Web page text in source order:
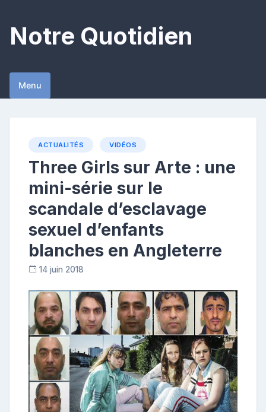
content
Notre Quotidien
Menu
ACTUALITÉS VIDÉOS
Three Girls sur Arte : une
mini-série sur le
scandale d’esclavage
sexuel d’enfants
blanches en Angleterre
14 juin 2018
o
n
t
r
b
u
t
r
i